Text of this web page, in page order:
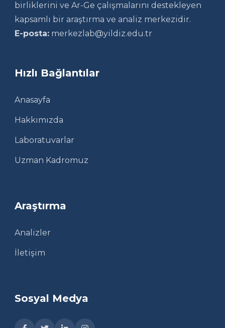
birliklerini ve Ar-Ge çalışmalarını destekleyen
kapsamlı bir araştırma ve analiz merkezidir.
E-posta: merkezlab@yildiz.edu.tr
Hızlı Bağlantılar
Anasayfa
Hakkımızda
Laboratuvarlar
Uzman Kadromuz
Araştırma
Analizler
İletişim
Sosyal Medya